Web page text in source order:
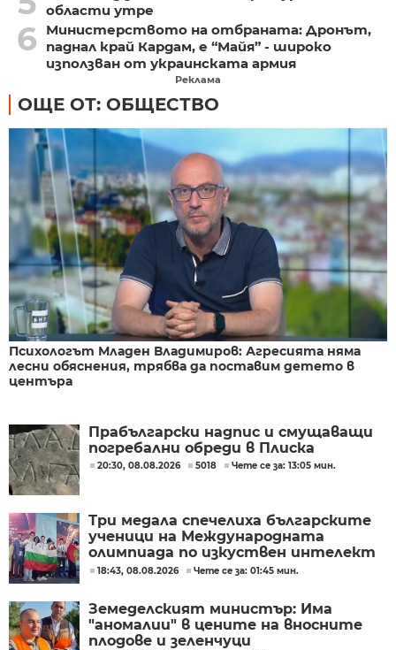
области утре
6
Министерството на отбраната: Дронът,
паднал край Кардам, е “Майя” - широко
използван от украинската армия
Реклама
ОЩЕ ОТ: ОБЩЕСТВО
Психологът Младен Владимиров: Агресията няма
лесни обяснения, трябва да поставим детето в
центъра
Прабългарски надпис и смущаващи
погребални обреди в Плиска
20:30, 08.08.2026 5018 Чете се за: 13:05 мин.
Три медала спечелиха българските
ученици на Международната
олимпиада по изкуствен интелект
в Казахстан
18:43, 08.08.2026 Чете се за: 01:45 мин.
Земеделският министър: Има
"аномалии" в цените на вносните
плодове и зеленчуци